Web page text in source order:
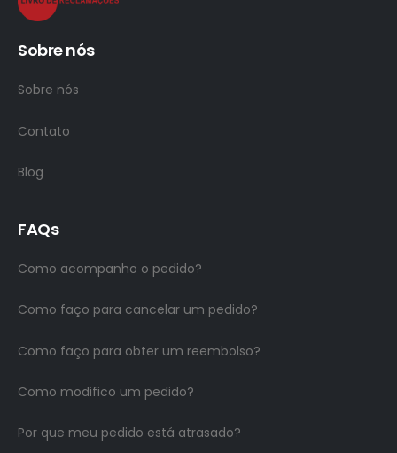
Sobre nós
Sobre nós
Contato
Blog
FAQs
Como acompanho o pedido?
Como faço para cancelar um pedido?
Como faço para obter um reembolso?
Como modifico um pedido?
Por que meu pedido está atrasado?